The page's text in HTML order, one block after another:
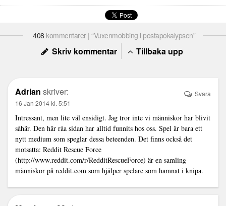
408 kommentarer | “Vuxenmobbing i postapokalypsen”
Skriv kommentar Tillbaka upp
Adrian skriver:
16 Jan 2014 kl. 5:51
Intressant, men lite väl ensidigt. Jag tror inte vi människor har blivit
såhär. Den här råa sidan har alltid funnits hos oss. Spel är bara ett
nytt medium som speglar dessa beteenden. Det finns också det
motsatta: Reddit Rescue Force
(http://www.reddit.com/r/RedditRescueForce) är en samling
människor på reddit.com som hjälper spelare som hamnat i knipa.
Svara